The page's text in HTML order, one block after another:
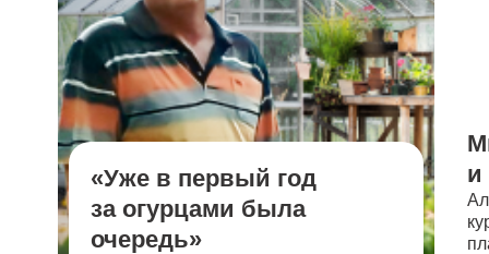
«Уже в первый год
за огурцами была
очередь»
и